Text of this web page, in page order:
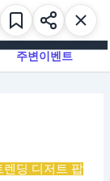
주변이벤트
렌딩 디저트 팝